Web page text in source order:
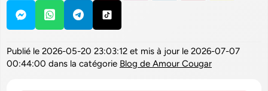
Publié le 2026-05-20 23:03:12 et mis à jour le 2026-07-07
00:44:00 dans la catégorie Blog de Amour Cougar